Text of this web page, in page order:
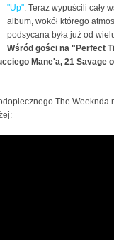
"Up". Teraz wypuścili cały
album, wokół którego
podsycana była już od
Wśród gości na "Perfect
Mane'a, 21 Savage
The Weeknda